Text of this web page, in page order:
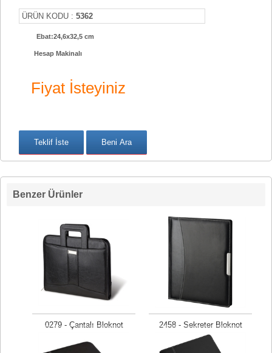
ÜRÜN KODU : 5362
Ebat:24,6x32,5 cm
Hesap Makinalı
Fiyat İsteyiniz
Benzer Ürünler
0279 - Çantalı Bloknot
Fiyat isteyiniz
2458 - Sekreter Bloknot
Fiyat isteyiniz